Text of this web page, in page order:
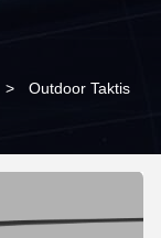
> Outdoor Taktis